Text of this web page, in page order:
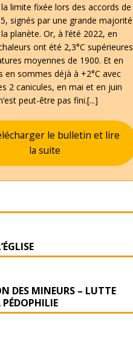
limite fixée lors des accords de
signés par une grande majorité
planète. Or, à l’été 2022, en
ont été 2,3°C supérieures
moyennes de 1900. Et en
en sommes déjà à +2°C avec
2 canicules, en mai et en juin
peut-être pas fini.[...]
le bulletin et lire
la suite
DES MINEURS – LUTTE